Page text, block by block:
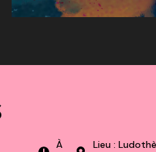
À
Lieu :